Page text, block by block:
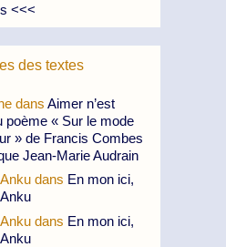
<<<
des textes
dans Aimer n’est
« Sur le mode
» de Francis Combes
Jean-Marie Audrain
dans En mon ici,
dans En mon ici,